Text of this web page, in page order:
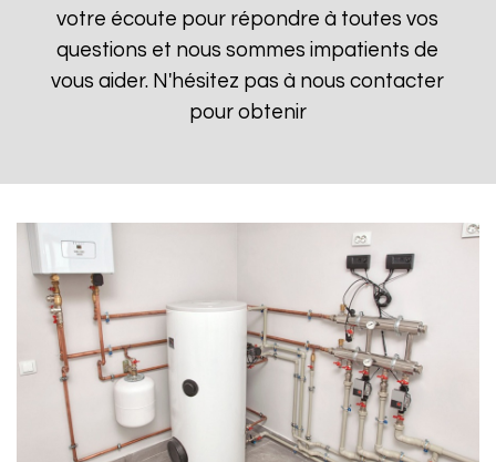
votre écoute pour répondre à toutes vos
questions et nous sommes impatients de
vous aider. N'hésitez pas à nous contacter
pour obtenir